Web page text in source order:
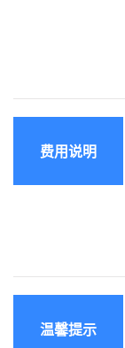
费用说明
温馨提示